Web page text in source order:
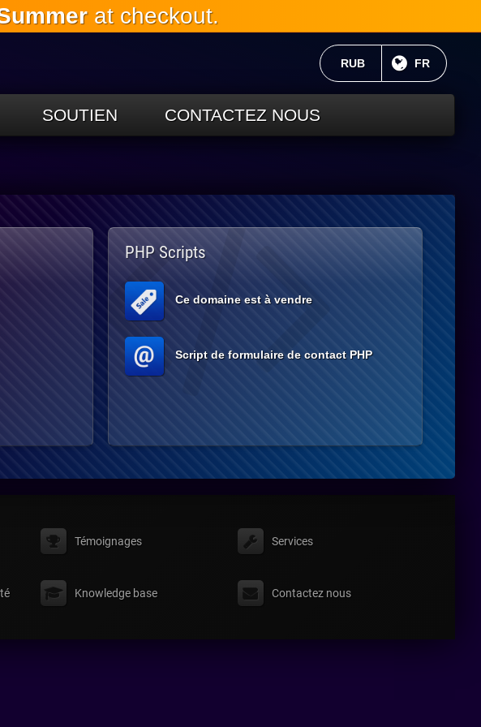
at checkout.
LANGUE
FR
MONNAIE ACTUELLE:
RUB
SOUTIEN CONTACTEZ NOUS
PHP Scripts
Ce domaine est à vendre
Script de formulaire de contact PHP
Témoignages Services
Knowledge base Contactez nous